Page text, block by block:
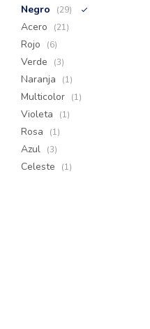
Negro (29)
Acero (21)
Rojo (6)
Verde (3)
Naranja (1)
Multicolor (1)
Violeta (1)
Rosa (1)
Azul (3)
Celeste (1)